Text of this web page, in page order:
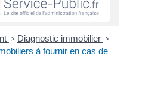
> Diagnostic immobilier >
à fournir en cas de